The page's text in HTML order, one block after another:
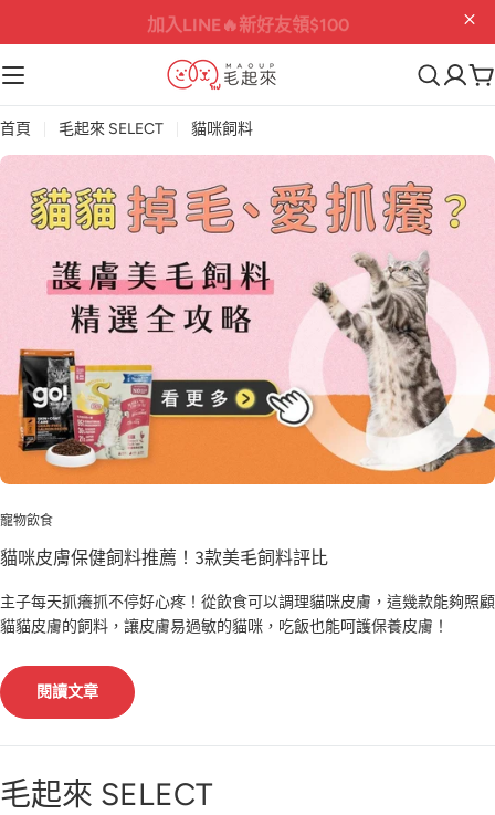
加入LINE🔥新好友領$100
購
物
首頁 毛起來 SELECT 貓咪飼料
毛
L
C
T
寵物飲食
貓咪皮膚保健飼料推薦！3款美毛飼料評比
主子每天抓癢抓不停好心疼！從飲食可以調理貓咪皮膚，這幾款能夠照顧
貓貓皮膚的飼料，讓皮膚易過敏的貓咪，吃飯也能呵護保養皮膚！
閱讀文章
毛起來 SELECT